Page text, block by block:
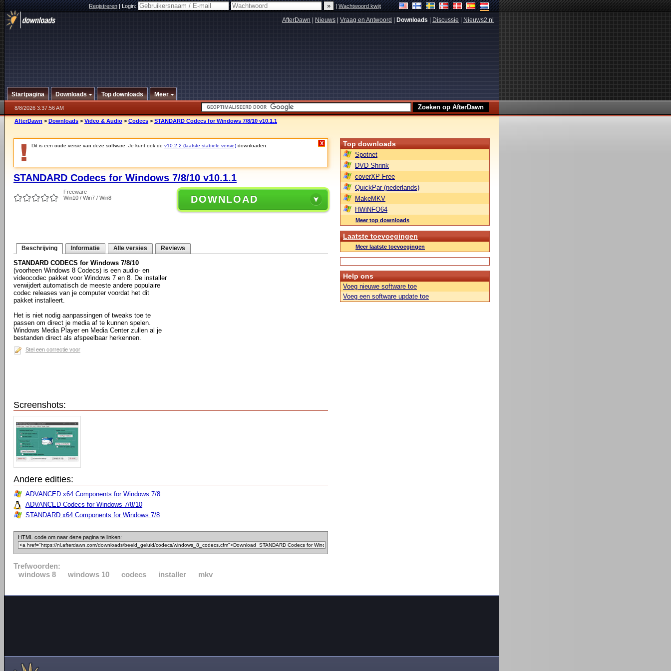
Registreren|Login: |Wachtwoord kwijt
AfterDawn Nieuws Vraag en Antwoord Downloads Discussie Nieuws2.nl
Startpagina Downloads Top downloads Meer
8/8/2026 3:37:56 AM
AfterDawn > Downloads > Video & Audio > Codecs > STANDARD Codecs for Windows 7/8/10 v10.1.1
Dit is een oude versie van deze software. Je kunt ook de v10.2.2 (laatste stabiele versie) downloaden. X
STANDARD Codecs for Windows 7/8/10 v10.1.1
Freeware
Win10 / Win7 / Win8
DOWNLOAD
Beschrijving Informatie Alle versies Reviews
STANDARD CODECS for Windows 7/8/10
(voorheen Windows 8 Codecs) is een audio- en
videocodec pakket voor Windows 7 en 8. De installer
verwijdert automatisch de meeste andere populaire
codec releases van je computer voordat het dit
pakket installeert.
Het is niet nodig aanpassingen of tweaks toe te
passen om direct je media af te kunnen spelen.
Windows Media Player en Media Center zullen al je
bestanden direct als afspeelbaar herkennen.
Stel een correctie voor
Screenshots:
Andere edities:
ADVANCED x64 Components for Windows 7/8
ADVANCED Codecs for Windows 7/8/10
STANDARD x64 Components for Windows 7/8
HTML code om naar deze pagina te linken:
Trefwoorden:
windows 8
windows 10 codecs installer mkv
Top downloads
Spotnet
DVD Shrink
coverXP Free
QuickPar (nederlands)
MakeMKV
HWiNFO64
Meer top downloads
Laatste toevoegingen
Meer laatste toevoegingen
Help ons
Voeg nieuwe software toe
Voeg een software update toe